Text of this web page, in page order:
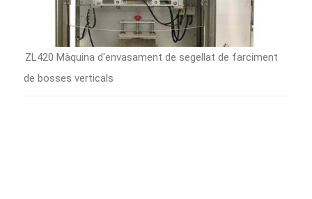
ZL420 Màquina d'envasament de segellat de farciment
de bosses verticals